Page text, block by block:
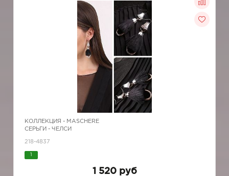
КОЛЛЕКЦИЯ - MASCHERE
СЕРЬГИ - ЧЕЛСИ
218-4837
1 520 руб